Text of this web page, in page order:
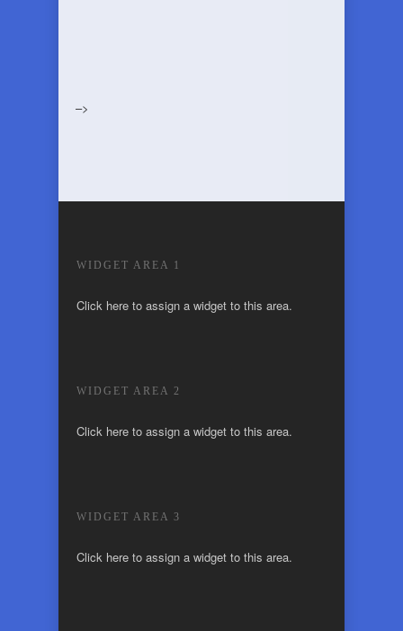
–>
WIDGET AREA 1
Click here to assign a widget to this area.
WIDGET AREA 2
Click here to assign a widget to this area.
WIDGET AREA 3
Click here to assign a widget to this area.